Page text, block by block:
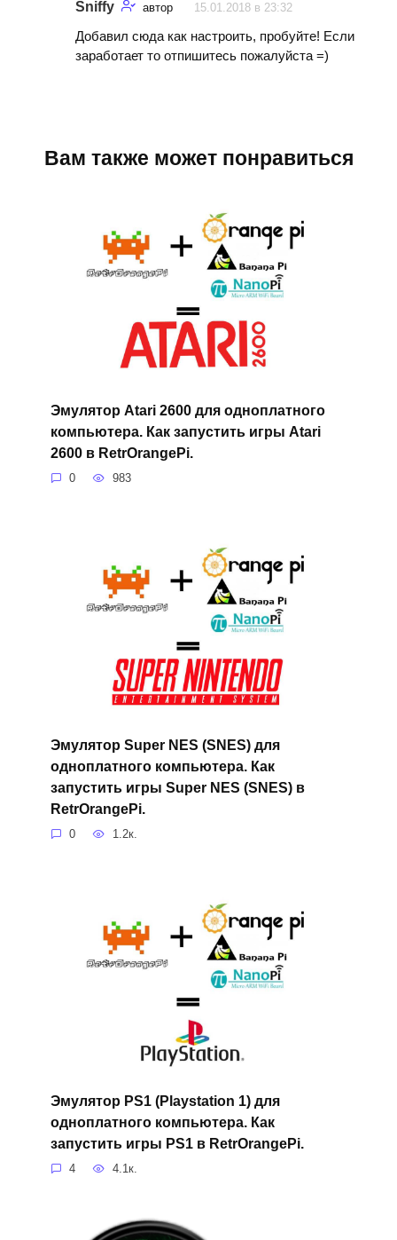
Sniffy автор 15.01.2018 в 23:32
Добавил сюда как настроить, пробуйте! Если
заработает то отпишитесь пожалуйста =)
Вам также может понравиться
Эмулятор Atari 2600 для одноплатного
компьютера. Как запустить игры Atari
2600 в RetrOrangePi.
0 983
Эмулятор Super NES (SNES) для
одноплатного компьютера. Как
запустить игры Super NES (SNES) в
RetrOrangePi.
0 1.2к.
Эмулятор PS1 (Playstation 1) для
одноплатного компьютера. Как
запустить игры PS1 в RetrOrangePi.
4 4.1к.